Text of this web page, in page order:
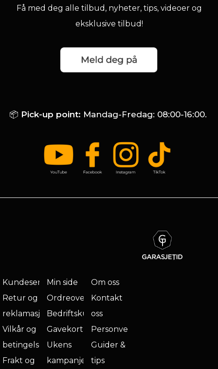
Få med deg alle tilbud, nyheter, tips, videoer og
eksklusive tilbud!
📦 Pick-up point: Mandag-Fredag: 08:00-16:00.
Kundeservice
Retur og
reklamasjon
Vilkår og
betingelser
Frakt og
Min side
Ordreoversikt
Bedriftskunde
Gavekort
Ukens
kampanje
Om oss
Kontakt
oss
Personvern
Guider &
tips